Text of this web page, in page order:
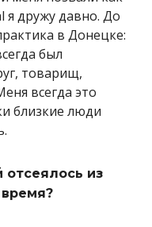
я дружу давно. До
в Донецке:
был
товарищ,
всегда это
близкие люди
отсеялось из